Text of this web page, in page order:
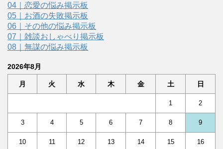
04｜恋愛の悩み掲示板
05｜お酒の失敗掲示板
06｜その他の悩み掲示板
07｜雑談おしゃべり掲示板
08｜無謀の悩み掲示板
2026年8月
月 火 水 木 金 土 日
1 2
3 4 5 6 7 8 9
10 11 12 13 14 15 16